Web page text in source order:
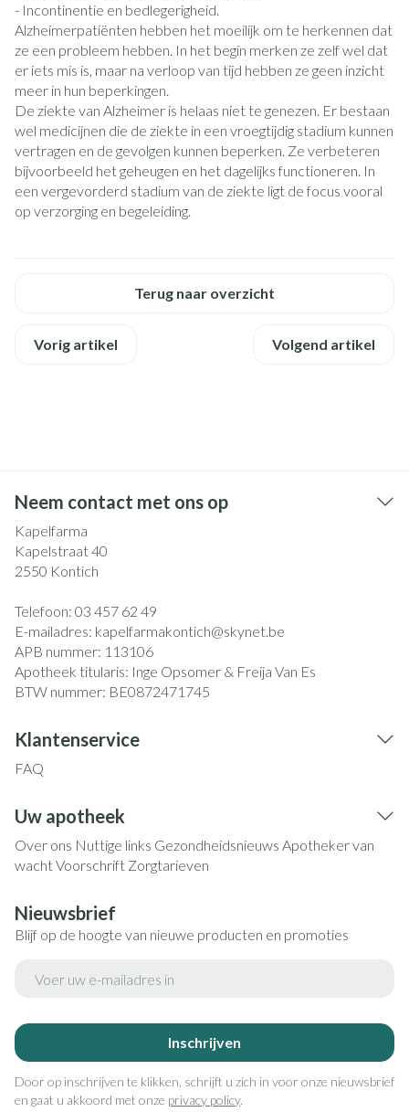
- Incontinentie en bedlegerigheid.
Alzheimerpatiënten hebben het moeilijk om te herkennen dat
ze een probleem hebben. In het begin merken ze zelf wel dat
er iets mis is, maar na verloop van tijd hebben ze geen inzicht
meer in hun beperkingen.
De ziekte van Alzheimer is helaas niet te genezen. Er bestaan
wel medicijnen die de ziekte in een vroegtijdig stadium kunnen
vertragen en de gevolgen kunnen beperken. Ze verbeteren
bijvoorbeeld het geheugen en het dagelijks functioneren. In
een vergevorderd stadium van de ziekte ligt de focus vooral
op verzorging en begeleiding.
Terug naar overzicht
Vorig artikel Volgend artikel
Neem contact met ons op
Kapelfarma
Kapelstraat 40
2550 Kontich
Telefoon: 03 457 62 49
E-mailadres: kapelfarmakontich@skynet.be
APB nummer: 113106
Apotheek titularis: Inge Opsomer & Freija Van Es
BTW nummer: BE0872471745
Klantenservice
FAQ
Uw apotheek
Over ons Nuttige links Gezondheidsnieuws Apotheker van
wachtVoorschrift Zorgtarieven
Nieuwsbrief
Blijf op de hoogte van nieuwe producten en promoties
Inschrijven
Door op inschrijven te klikken, schrijft u zich in voor onze nieuwsbrief
en gaat u akkoord met onze privacy policy.